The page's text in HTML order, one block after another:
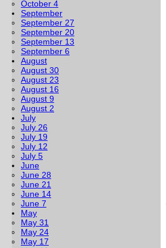
October 4
September
September 27
September 20
September 13
September 6
August
August 30
August 23
August 16
August 9
August 2
July
July 26
July 19
July 12
July 5
June
June 28
June 21
June 14
June 7
May
May 31
May 24
May 17